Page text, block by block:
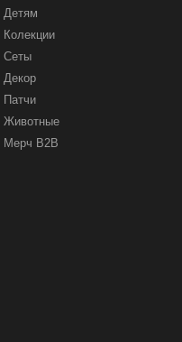
Детям
Колекции
Сеты
Декор
Патчи
Животные
Мерч B2B